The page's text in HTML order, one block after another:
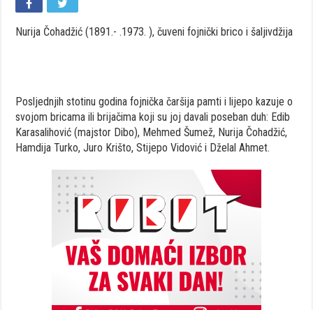
Nurija Čohadžić (1891.- .1973. ), čuveni fojnički brico i šaljivdžija
Posljednjih stotinu godina fojnička čaršija pamti i lijepo kazuje o
svojom bricama ili brijačima koji su joj davali poseban duh: Edib
Karasalihović (majstor Dibo), Mehmed Šumež, Nurija Čohadžić,
Hamdija Turko, Juro Krišto, Stijepo Vidović i Dželal Ahmet.